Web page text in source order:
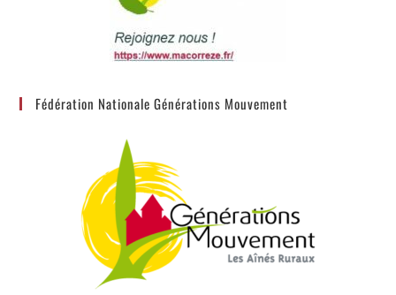
Fédération Nationale Générations Mouvement